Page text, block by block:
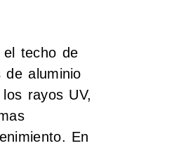
el techo de
aluminio
rayos UV,
En